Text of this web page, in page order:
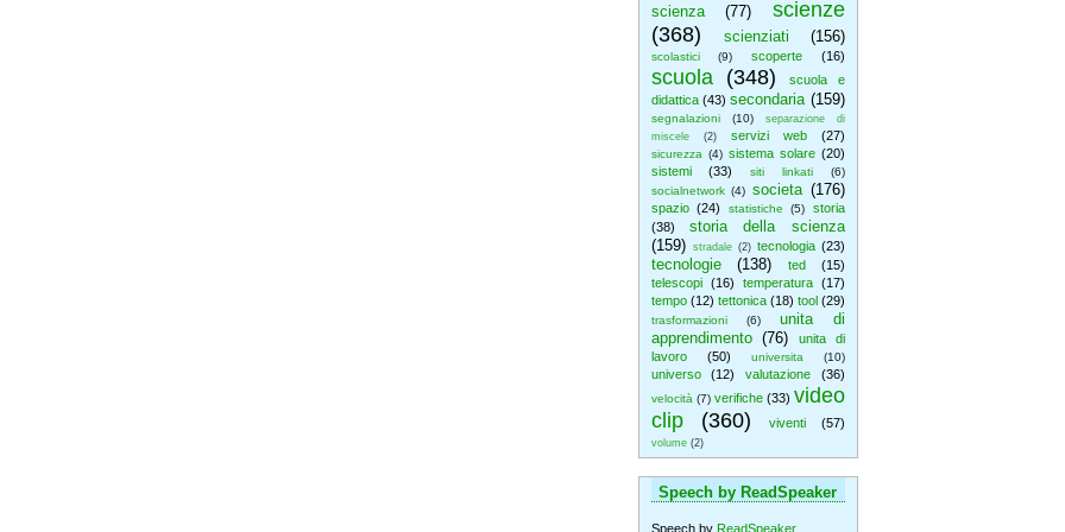
scienza (77)
scienze
(368)
scienziati (156)
scolastici (9) scoperte (16)
scuola (348)
scuola e
didattica (43) secondaria (159)
segnalazioni (10)
separazione di
miscele
(2) servizi web (27)
sicurezza (4) sistema solare (20)
sistemi
(33) siti linkati
(6)
socialnetwork (4) societa (176)
spazio (24) statistiche (5)
storia
(38)
storia della scienza
(159)
stradale (2) tecnologia (23)
tecnologie (138) ted
(15)
telescopi
(16) temperatura
(17)
tempo (12) tettonica (18) tool (29)
trasformazioni (6)
unita di
apprendimento (76)
unita di
lavoro
(50) universita (10)
universo (12) valutazione (36)
velocità (7) verifiche (33) video
clip
(360) viventi (57)
volume (2)
Speech by ReadSpeaker
Speech by ReadSpeaker